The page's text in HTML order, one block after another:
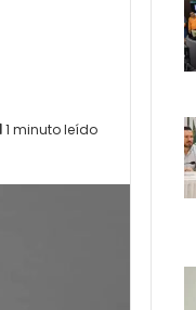
1 minuto leído